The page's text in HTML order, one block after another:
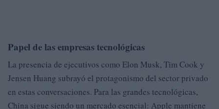
Papel de las empresas tecnológicas
La presencia de ejecutivos como Elon Musk, Tim Cook y
Jensen Huang subrayó el protagonismo del sector privado
en estas conversaciones. Para las grandes tecnológicas,
China sigue siendo un mercado esencial: Apple mantiene